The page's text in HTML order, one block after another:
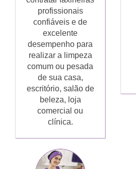
profissionais
confiáveis e de
excelente
desempenho para
realizar a limpeza
comum ou pesada
de sua casa,
escritório, salão de
beleza, loja
comercial ou
clínica.